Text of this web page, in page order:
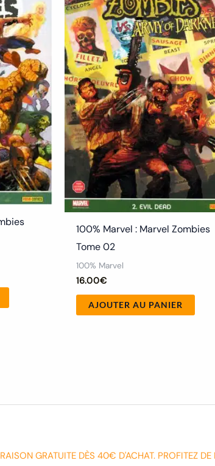
100% Marvel : Marvel Zombies
Tome 02
100% Marvel
16.00€
AJOUTER AU PANIER
GRATUITE DÈS 40€ D'ACHAT. PROFITEZ